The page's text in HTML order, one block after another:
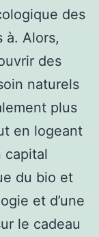
des
à. Alors,
des
naturels
plus
en logeant
capital
du bio et
et d’une
le cadeau